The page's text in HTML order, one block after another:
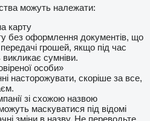
можуть належати:
карту
без оформлення документів, що
грошей, якщо під час
сумніви.
особи»
насторожувати, скоріше за все,
зі схожою назвою
маскуватися під відомі